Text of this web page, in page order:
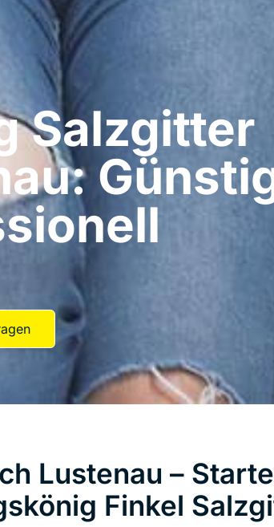
Salzgitter​
Lustenau –
Finkel